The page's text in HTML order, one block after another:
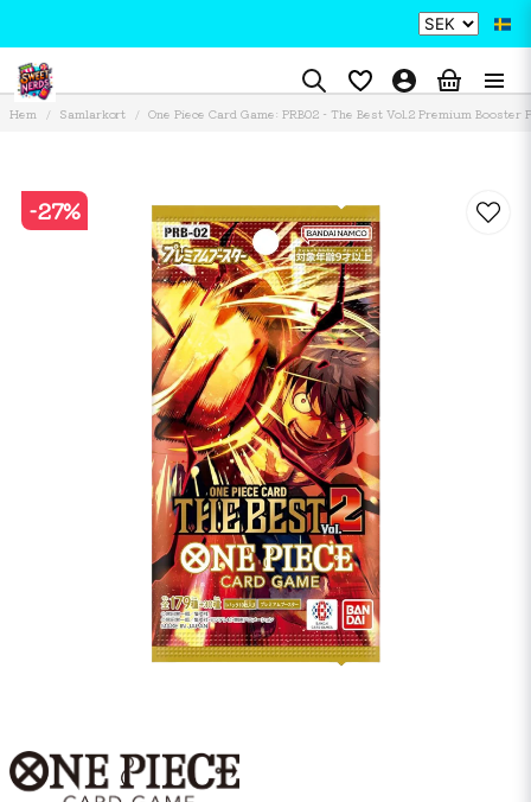
Hem Samlarkort One Piece Card Game: PRB02 - The Best Vol.2 Premium Booster
-27%